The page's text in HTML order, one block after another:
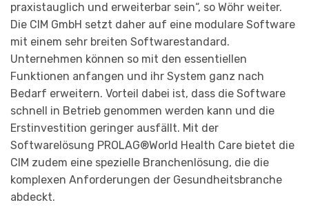
praxistauglich und erweiterbar sein“, so Wöhr weiter.
Die CIM GmbH setzt daher auf eine modulare Software
mit einem sehr breiten Softwarestandard.
Unternehmen können so mit den essentiellen
Funktionen anfangen und ihr System ganz nach
Bedarf erweitern. Vorteil dabei ist, dass die Software
schnell in Betrieb genommen werden kann und die
Erstinvestition geringer ausfällt. Mit der
Softwarelösung PROLAG®World Health Care bietet die
CIM zudem eine spezielle Branchenlösung, die die
komplexen Anforderungen der Gesundheitsbranche
abdeckt.